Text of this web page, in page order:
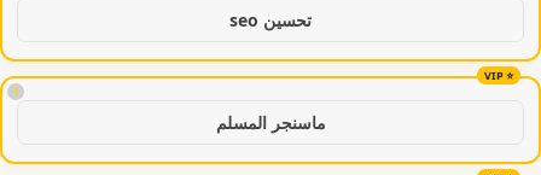
تحسين seo
!
ماسنجر المسلم